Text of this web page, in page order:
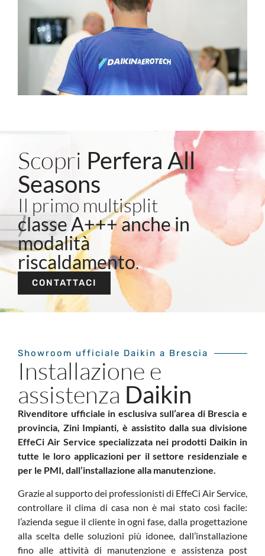
Scopri Perfera All
Seasons
Il primo multisplit
classe A+++ anche in
modalità
riscaldamento.
CONTATTACI
Showroom ufficiale Daikin a Brescia
Installazione e
assistenza Daikin
Rivenditore ufficiale in esclusiva sull’area di Brescia e
provincia, Zini Impianti, è assistito dalla sua divisione
EffeCi Air Service specializzata nei prodotti Daikin in
tutte le loro applicazioni per il settore residenziale e
per le PMI, dall’installazione alla manutenzione.
Grazie al supporto dei professionisti di EffeCi Air Service,
controllare il clima di casa non è mai stato così facile:
l’azienda segue il cliente in ogni fase, dalla progettazione
alla scelta delle soluzioni più idonee, dall’installazione
fino alle attività di manutenzione e assistenza post